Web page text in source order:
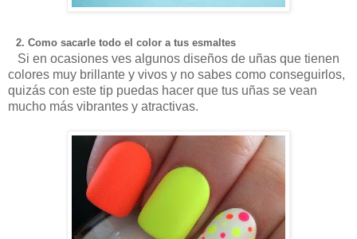
2. Como sacarle todo el color a tus esmaltes
Si en ocasiones ves algunos diseños de uñas que tienen
colores muy brillante y vivos y no sabes como conseguirlos,
quizás con este tip puedas hacer que tus uñas se vean
mucho más vibrantes y atractivas.